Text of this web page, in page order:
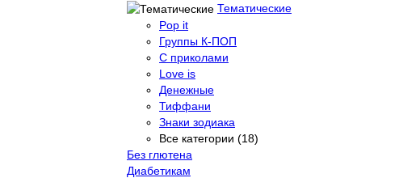
Тематические
Pop it
Группы К-ПОП
С приколами
Love is
Денежные
Тиффани
Знаки зодиака
Все категории (18)
Без глютена
Диабетикам